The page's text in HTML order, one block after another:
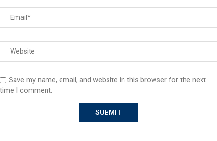
Save my name, email, and website in this browser for the next
time I comment.